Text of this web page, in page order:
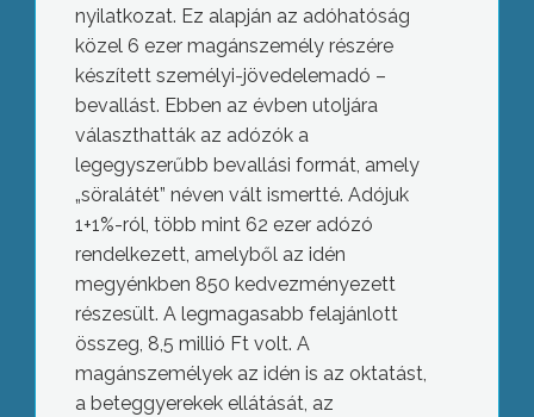
nyilatkozat. Ez alapján az adóhatóság
közel 6 ezer magánszemély részére
készített személyi-jövedelemadó –
bevallást. Ebben az évben utoljára
választhatták az adózók a
legegyszerűbb bevallási formát, amely
„söralátét” néven vált ismertté. Adójuk
1+1%-ról, több mint 62 ezer adózó
rendelkezett, amelyből az idén
megyénkben 850 kedvezményezett
részesült. A legmagasabb felajánlott
összeg, 8,5 millió Ft volt. A
magánszemélyek az idén is az oktatást,
a beteggyerekek ellátását, az